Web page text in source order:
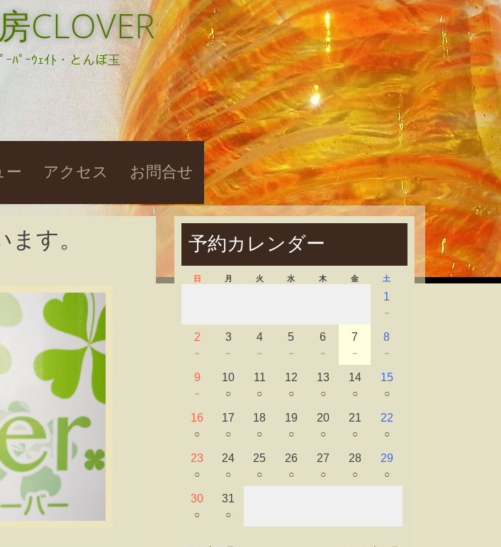
CLOVER
ｰﾊﾟｰｳｪｲﾄ・とんぼ玉
ー アクセス お問合せ
す。 予約カレンダー
日 月 火 水 木 金 土
1
－
2
－
3
－
4
－
5
－
6
－
7
－
8
－
9
－
10
○
11
○
12
○
13
○
14
○
15
○
16
○
17
○
18
○
19
○
20
○
21
○
22
○
23
○
24
○
25
○
26
○
27
○
28
○
29
○
30
○
31
○